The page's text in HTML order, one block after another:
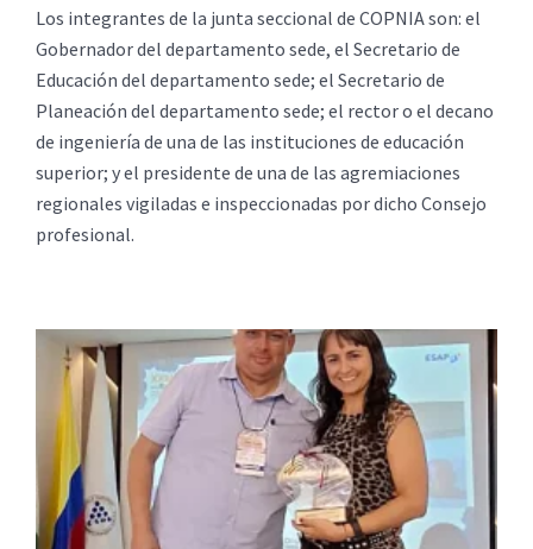
Los integrantes de la junta seccional de COPNIA son: el
Gobernador del departamento sede, el Secretario de
Educación del departamento sede; el Secretario de
Planeación del departamento sede; el rector o el decano
de ingeniería de una de las instituciones de educación
superior; y el presidente de una de las agremiaciones
regionales vigiladas e inspeccionadas por dicho Consejo
profesional.